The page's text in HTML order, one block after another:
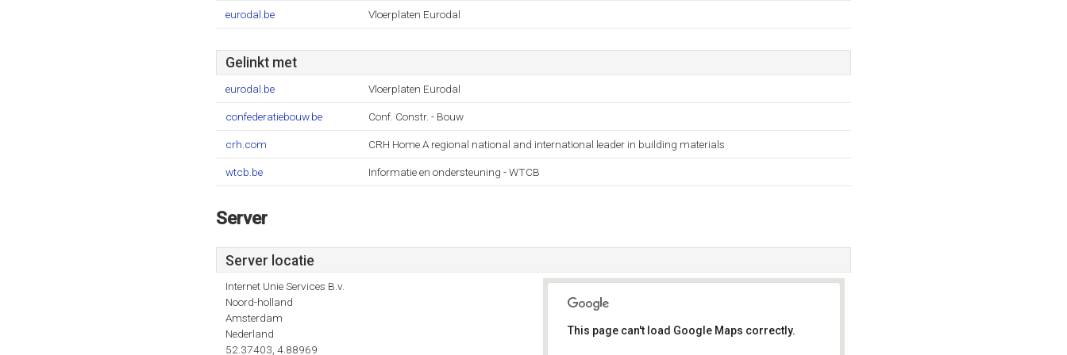
eurodal.be Vloerplaten Eurodal
Gelinkt met
eurodal.be Vloerplaten Eurodal
confederatiebouw.be Conf. Constr. - Bouw
crh.com CRH Home A regional national and international leader in building materials
wtcb.be Informatie en ondersteuning - WTCB
Server
Server locatie
Internet Unie Services B.v.
Noord-holland
Amsterdam
Nederland
52.37403, 4.88969
This page can't load Google Maps correctly.